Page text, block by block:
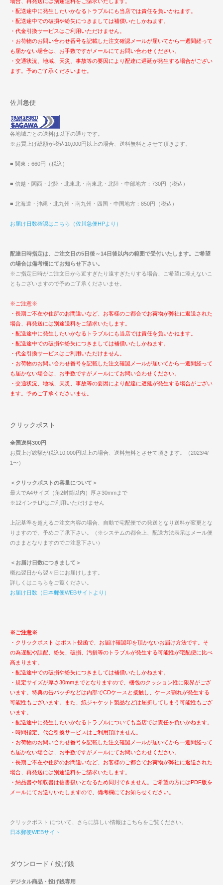
・配送途中に発生したいかなるトラブルにも当店では責任を負いかねます。
・配送途中での破損や紛失につきましては補償いたしかねます。
・代金引換サービスはご利用いただけません。
・お荷物のお問い合わせ番号を記載した注文確認メールが届いてから一週間経って
も届かない場合は、お手数ですがメールにてお問い合わせください。
・交通状況、地域、天災、事故等の要因により配達に遅延が発生する場合がござい
ます。予めご了承くださいませ。
佐川急便
各地域ごとの送料は以下の通りです。
※お買上げ総額が税込10,000円以上の場合、送料無料とさせて頂きます。
■ 関東：660円（税込）
■ 信越・関西・北陸・北東北・南東北・北陸・中部地方：730円（税込）
■ 北海道・沖縄・北九州・南九州・四国・中国地方：850円（税込）
お届け日数確認はこちら（佐川急便HPより）
配達日時指定は、ご注文日の5日後～14日後以内の範囲で受付いたします。ご希望
の場合は備考欄にてお知らせ下さい。
※ご指定日時がご注文日から近すぎたり遠すぎたりする場合、ご希望に添えないこ
ともございますので予めご了承くださいませ。
※ご注意※
・長期ご不在や住所のお間違いなど、お客様のご都合でお荷物が弊社に返送された
場合、再発送には別途送料をご請求いたします。
・配送途中に発生したいかなるトラブルにも当店では責任を負いかねます。
・配送途中での破損や紛失につきましては補償いたしかねます。
・代金引換サービスはご利用いただけません。
・お荷物のお問い合わせ番号を記載した注文確認メールが届いてから一週間経って
も届かない場合は、お手数ですがメールにてお問い合わせください。
・交通状況、地域、天災、事故等の要因により配達に遅延が発生する場合がござい
ます。予めご了承くださいませ。
クリックポスト
全国送料300円
お買上げ総額が税込10,000円以上の場合、送料無料とさせて頂きます。（2023/4/
1〜）
＜クリックポストの容量について＞
最大でA4サイズ（角2封筒以内）厚さ30mmまで
※12インチLPはご利用いただけません
上記基準を超えるご注文内容の場合、自動で宅配便での発送となり送料が変更とな
りますので、予めご了承下さい。（※システムの都合上、配送方法表示はメール便
のままとなりますのでご注意下さい）
＜お届け日数につきまして＞
概ね翌日から翌々日にお届けします。
詳しくはこちらをご覧ください。
お届け日数（日本郵便WEBサイトより）
※ご注意※
・クリックポスト はポスト投函で、お届け確認印を頂かないお届け方法です。そ
の為遅配や誤配、紛失、破損、汚損等のトラブルが発生する可能性が宅配便に比べ
高まります。
・配送途中での破損や紛失につきましては補償いたしかねます。
・規定サイズが厚さ30mmまでとなりますので、梱包のクッション性に限界がござ
います。特典の缶バッヂなどは内部でCDケースと接触し、ケース割れが発生する
可能性もございます。また、紙ジャケット製品などは屈折してしまう可能性もござ
います。
・配送途中に発生したいかなるトラブルについても当店では責任を負いかねます。
・時間指定、代金引換サービスはご利用頂けません。
・お荷物のお問い合わせ番号を記載した注文確認メールが届いてから一週間経って
も届かない場合は、お手数ですがメールにてお問い合わせください。
・長期ご不在や住所のお間違いなど、お客様のご都合でお荷物が弊社に返送された
場合、再発送には別途送料をご請求いたします。
・納品書や領収書は信書扱いとなるため同封できません。ご希望の方にはPDF版を
メールにてお送りいたしますので、備考欄にてお知らせください。
クリックポスト について、さらに詳しい情報はこちらをご覧ください。
日本郵便WEBサイト
ダウンロード / 投げ銭
デジタル商品・投げ銭専用